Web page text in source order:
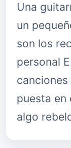
Una
un
son los
personal
puesta en
algo